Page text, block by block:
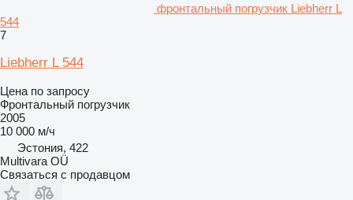
фронтальный погрузчик Liebherr L
544
7
Liebherr L 544
Цена по запросу
Фронтальный погрузчик
2005
10 000 м/ч
Эстония, 422
Multivara OÜ
Связаться с продавцом